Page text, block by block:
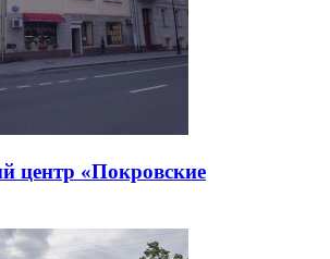
центр «Покровские